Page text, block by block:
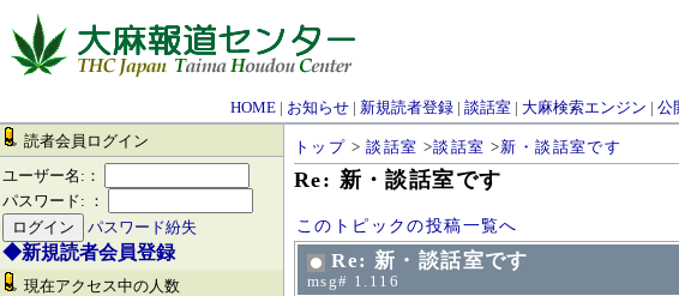
HOME| お知らせ| 新規読者登録| 談話室| 大麻検索エンジン | 公
読者会員ログイン
ユーザー名:：
パスワード: ：
パスワード紛失
◆新規読者会員登録
現在アクセス中の人数
トップ >談話室 >談話室 >新・談話室です
Re: 新・談話室です
このトピックの投稿一覧へ
Re: 新・談話室です
msg# 1.116